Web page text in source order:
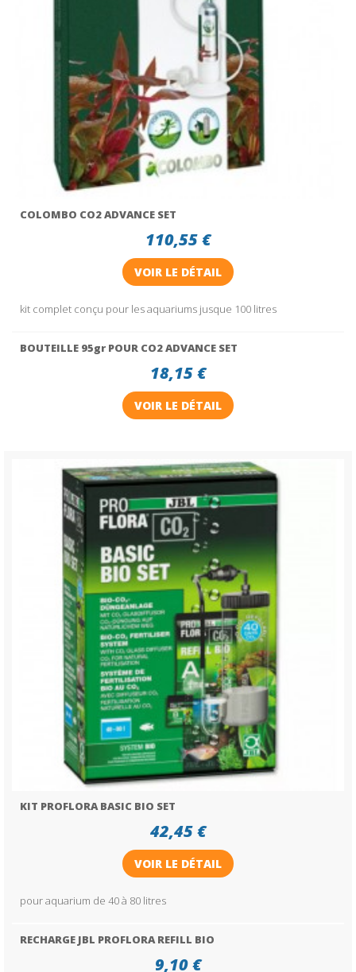
COLOMBO CO2 ADVANCE SET
110,55 €
VOIR LE DÉTAIL
kit complet conçu pour les aquariums jusque 100 litres
BOUTEILLE 95gr POUR CO2 ADVANCE SET
18,15 €
VOIR LE DÉTAIL
KIT PROFLORA BASIC BIO SET
42,45 €
VOIR LE DÉTAIL
pour aquarium de 40 à 80 litres
RECHARGE JBL PROFLORA REFILL BIO
9,10 €